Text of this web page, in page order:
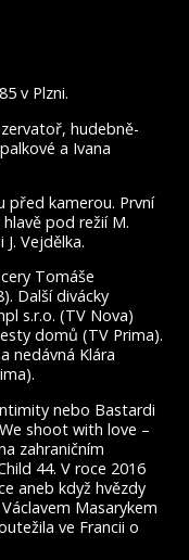
v Plzni.
hudebně-
a Ivana
před kamerou. První
pod režií M.
Vejdělka.
Tomáše
Další divácky
s.r.o. (TV Nova)
domů (TV Prima).
nedávná Klára
nebo Bastardi
shoot with love –
zahraničním
44. V roce 2016
aneb když hvězdy
Masarykem
ve Francii o